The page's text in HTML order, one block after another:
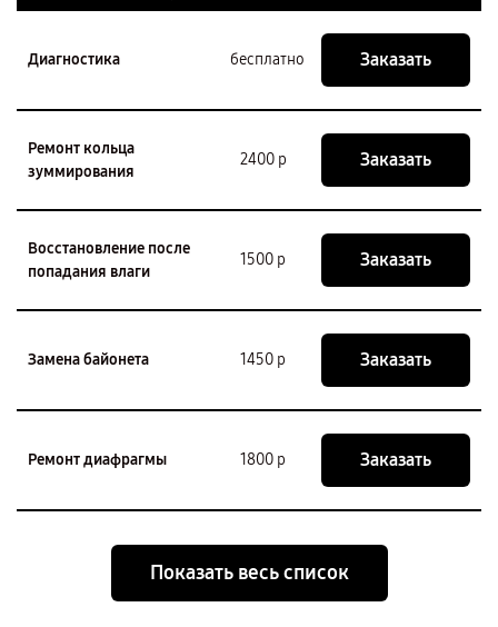
Диагностика бесплатно Заказать
Ремонт кольца
зуммирования
2400 р Заказать
Восстановление после
попадания влаги
1500 р Заказать
Замена байонета 1450 р Заказать
Ремонт диафрагмы 1800 р Заказать
Показать весь список